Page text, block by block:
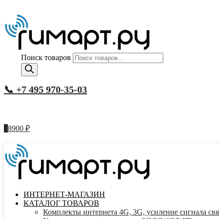
Поиск товаров
📞 +7 495 970-35-03
8900 ₽
ИНТЕРНЕТ-МАГАЗИН
КАТАЛОГ ТОВАРОВ
Комплекты интернета 4G, 3G, усиление сигнала